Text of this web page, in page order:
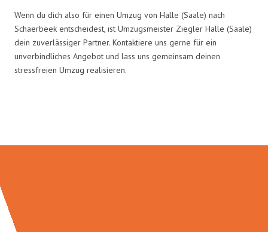
Wenn du dich also für einen Umzug von Halle (Saale) nach
Schaerbeek entscheidest, ist Umzugsmeister Ziegler Halle (Saale)
dein zuverlässiger Partner. Kontaktiere uns gerne für ein
unverbindliches Angebot und lass uns gemeinsam deinen
stressfreien Umzug realisieren.